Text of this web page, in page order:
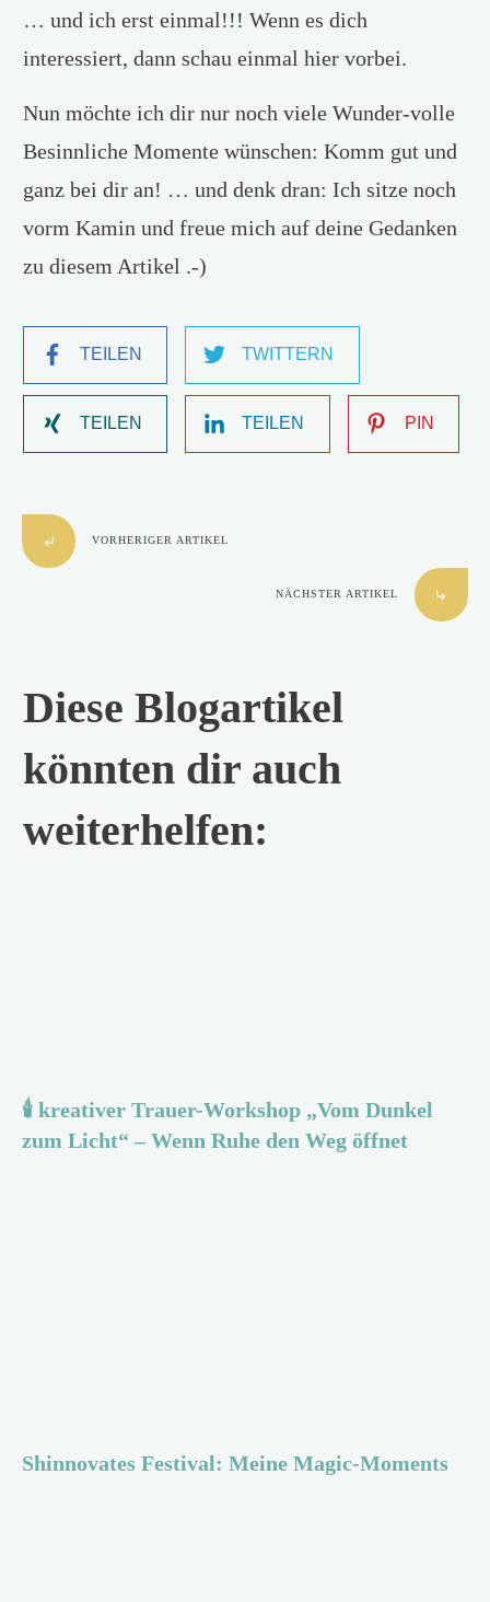
… und ich erst einmal!!! Wenn es dich
interessiert, dann schau einmal hier vorbei.
Nun möchte ich dir nur noch viele Wunder-volle
Besinnliche Momente wünschen: Komm gut und
ganz bei dir an! … und denk dran: Ich sitze noch
vorm Kamin und freue mich auf deine Gedanken
zu diesem Artikel .-)
TEILEN TWITTERN
TEILEN TEILEN PIN
VORHERIGER ARTIKEL
NÄCHSTER ARTIKEL
Diese Blogartikel
könnten dir auch
weiterhelfen:
🕯️ kreativer Trauer-Workshop „Vom Dunkel
zum Licht“ – Wenn Ruhe den Weg öffnet
Shinnovates Festival: Meine Magic-Moments